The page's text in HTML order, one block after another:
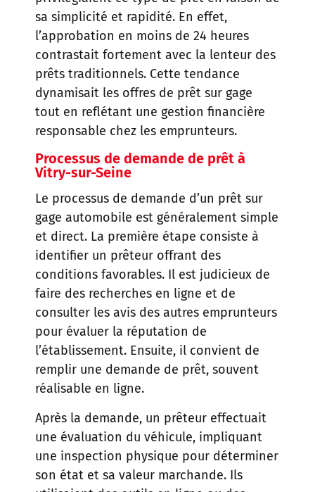
sa simplicité et rapidité. En effet,
l’approbation en moins de 24 heures
contrastait fortement avec la lenteur des
prêts traditionnels. Cette tendance
dynamisait les offres de prêt sur gage
tout en reflétant une gestion financière
responsable chez les emprunteurs.
Processus de demande de prêt à
Vitry-sur-Seine
Le processus de demande d’un prêt sur
gage automobile est généralement simple
et direct. La première étape consiste à
identifier un prêteur offrant des
conditions favorables. Il est judicieux de
faire des recherches en ligne et de
consulter les avis des autres emprunteurs
pour évaluer la réputation de
l’établissement. Ensuite, il convient de
remplir une demande de prêt, souvent
réalisable en ligne.
Après la demande, un prêteur effectuait
une évaluation du véhicule, impliquant
une inspection physique pour déterminer
son état et sa valeur marchande. Ils